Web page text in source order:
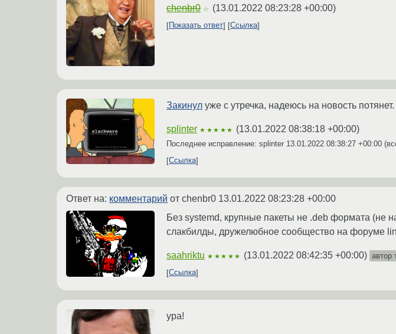
chenbr0 ☆ (13.01.2022 08:23:28 +00:00)
Показать ответ Ссылка
Закинул уже с утречка, надеюсь на новость потянет.
splinter ★★★★★ (13.01.2022 08:38:18 +00:00)
Последнее исправление: splinter 13.01.2022 08:38:27 +00:00
Ссылка
Ответ на: комментарий от chenbr0 13.01.2022 08:23:28 +00:00
Без systemd, крупные пакеты не .deb формата (не
слакбилды, дружелюбное сообщество на форуме
saahriktu ★★★★★ (13.01.2022 08:42:35 +00:00) автор
Ссылка
ура!